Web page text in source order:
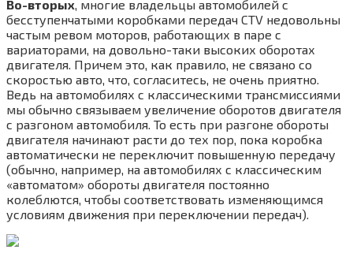
Во-вторых, многие владельцы автомобилей с
бесступенчатыми коробками передач CTV недовольны
частым ревом моторов, работающих в паре с
вариаторами, на довольно-таки высоких оборотах
двигателя. Причем это, как правило, не связано со
скоростью авто, что, согласитесь, не очень приятно.
Ведь на автомобилях с классическими трансмиссиями
мы обычно связываем увеличение оборотов двигателя
с разгоном автомобиля. То есть при разгоне обороты
двигателя начинают расти до тех пор, пока коробка
автоматически не переключит повышенную передачу
(обычно, например, на автомобилях с классическим
«автоматом» обороты двигателя постоянно
колеблются, чтобы соответствовать изменяющимся
условиям движения при переключении передач).